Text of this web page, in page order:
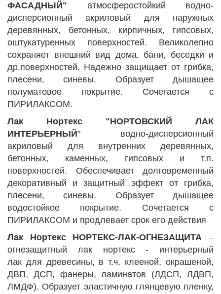
ФАСАДНЫЙ" атмосферостойкий водно-
дисперсионный акриловый для наружных
деревянных, бетонных, кирпичных, гипсовых,
оштукатуренных поверхностей. Великолепно
сохраняет внешний вид дома, бани, беседки и
др.поверхностей. Надежно защищает от грибка,
плесени, синевы. Образует дышащее
полуматовое покрытие. Сочетается с
ПИРИЛАКСОМ.
Лак Нортекс "НОРТОВСКИЙ ЛАК
ИНТЕРЬЕРНЫЙ" водно-дисперсионный
акриловый для внутренних деревянных,
бетонных, каменных, гипсовых и т.п.
поверхностей. Обеспечивает долговременный
декоративный и защитный эффект от грибка,
плесени, синевы. Образует дышащее
водостойкое покрытие. Сочетается с
ПИРИЛАКСОМ и продлевает срок его действия
Лак Нортекс НОРТЕКС-ЛАК-ОГНЕЗАЩИТА –
огнезащитный лак нортекс - интерьерный
лак для древесины, в т.ч. клееной, окрашеной,
ДВП, ДСП, фанеры, ламинатов (ЛДСП, ЛДВП,
ЛМДФ). Образует эластичную глянцевую пленку,